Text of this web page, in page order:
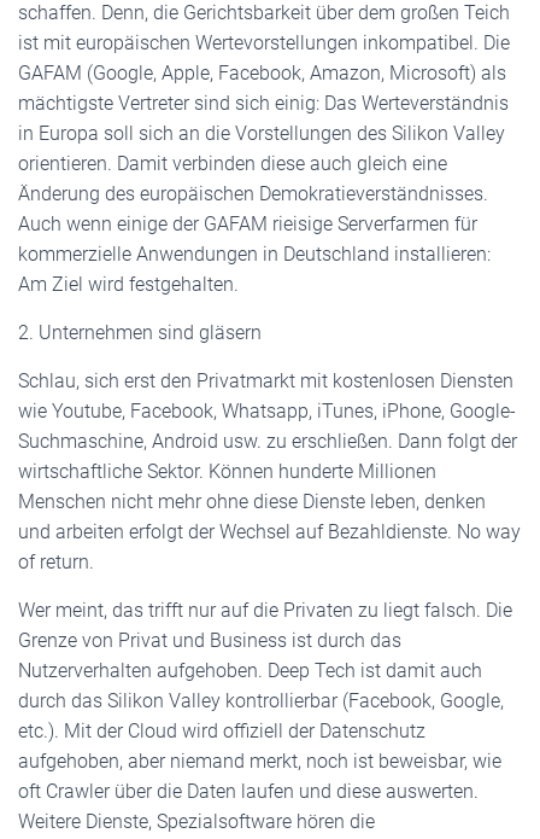
schaffen. Denn, die Gerichtsbarkeit über dem großen Teich
ist mit europäischen Wertevorstellungen inkompatibel. Die
GAFAM (Google, Apple, Facebook, Amazon, Microsoft) als
mächtigste Vertreter sind sich einig: Das Werteverständnis
in Europa soll sich an die Vorstellungen des Silikon Valley
orientieren. Damit verbinden diese auch gleich eine
Änderung des europäischen Demokratieverständnisses.
Auch wenn einige der GAFAM rieisige Serverfarmen für
kommerzielle Anwendungen in Deutschland installieren:
Am Ziel wird festgehalten.
2. Unternehmen sind gläsern
Schlau, sich erst den Privatmarkt mit kostenlosen Diensten
wie Youtube, Facebook, Whatsapp, iTunes, iPhone, Google-
Suchmaschine, Android usw. zu erschließen. Dann folgt der
wirtschaftliche Sektor. Können hunderte Millionen
Menschen nicht mehr ohne diese Dienste leben, denken
und arbeiten erfolgt der Wechsel auf Bezahldienste. No way
of return.
Wer meint, das trifft nur auf die Privaten zu liegt falsch. Die
Grenze von Privat und Business ist durch das
Nutzerverhalten aufgehoben. Deep Tech ist damit auch
durch das Silikon Valley kontrollierbar (Facebook, Google,
etc.). Mit der Cloud wird offiziell der Datenschutz
aufgehoben, aber niemand merkt, noch ist beweisbar, wie
oft Crawler über die Daten laufen und diese auswerten.
Weitere Dienste, Spezialsoftware hören die